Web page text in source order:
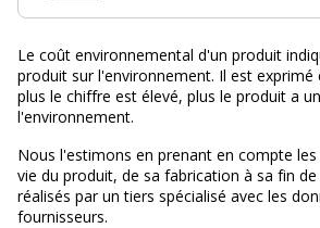
Le coût environnemental d'un produit
produit sur l'environnement. Il est exprimé
plus le chiffre est élevé, plus le produit a
l'environnement.
Nous l'estimons en prenant en compte
vie du produit, de sa fabrication à sa fin
réalisés par un tiers spécialisé avec les
fournisseurs.